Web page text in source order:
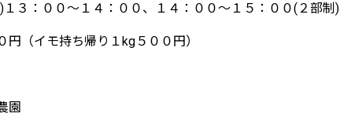
１３：００～１４：００、１４：００～１５：００(２部制)
円（イモ持ち帰り１kg５００円）
園